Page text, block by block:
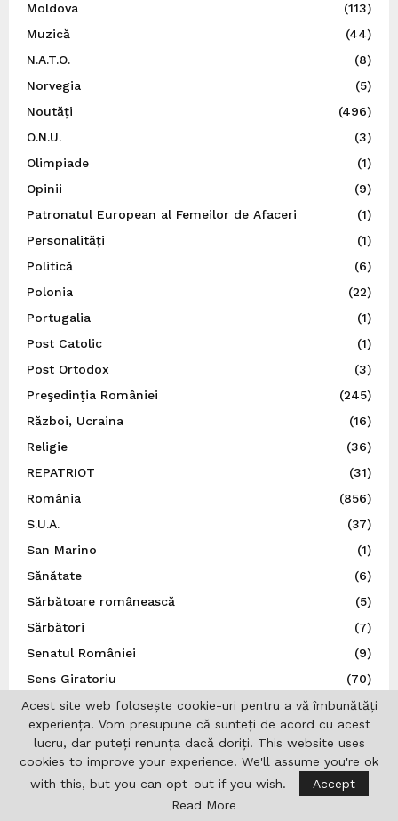
Moldova
(113)
Muzică
(44)
N.A.T.O.
(8)
Norvegia
(5)
Noutăți
(496)
O.N.U.
(3)
Olimpiade
(1)
Opinii
(9)
Patronatul European al Femeilor de Afaceri
(1)
Personalități
(1)
Politică
(6)
Polonia
(22)
Portugalia
(1)
Post Catolic
(1)
Post Ortodox
(3)
Preşedinţia României
(245)
Război, Ucraina
(16)
Religie
(36)
REPATRIOT
(31)
România
(856)
S.U.A.
(37)
San Marino
(1)
Sănătate
(6)
Sărbătoare românească
(5)
Sărbători
(7)
Senatul României
(9)
Sens Giratoriu
(70)
Serbia
(2)
Social
(136)
Spania
(34)
Spectacol
Acest site web folosește cookie-uri pentru a vă îmbunătăți
experiența. Vom presupune că sunteți de acord cu acest
lucru, dar puteți renunța dacă doriți. This website uses
cookies to improve your experience. We'll assume you're ok
with this, but you can opt-out if you wish.
Accept
Read More